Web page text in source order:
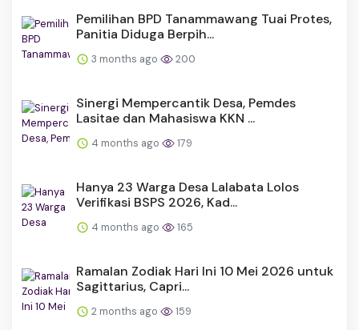
Pemilihan BPD Tanammawang Tuai Protes,
Panitia Diduga Berpih...
3 months ago 200
Sinergi Mempercantik Desa, Pemdes
Lasitae dan Mahasiswa KKN ...
4 months ago 179
Hanya 23 Warga Desa Lalabata Lolos
Verifikasi BSPS 2026, Kad...
4 months ago 165
Ramalan Zodiak Hari Ini 10 Mei 2026 untuk
Sagittarius, Capri...
2 months ago 159